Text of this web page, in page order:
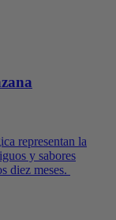
representan la
y sabores
diez meses.